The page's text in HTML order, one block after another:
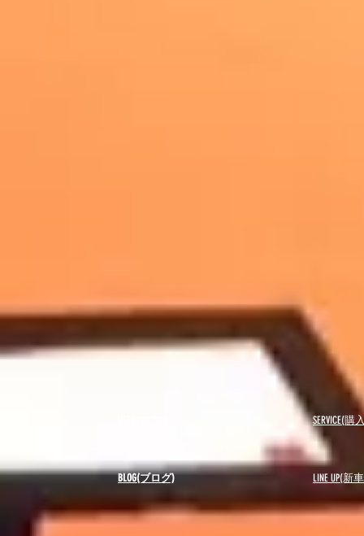
BLOG(ブログ)
SERVICE(
LINE UP(新